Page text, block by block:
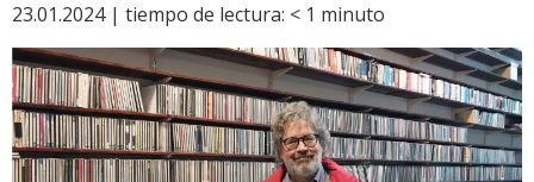
23.01.2024 | tiempo de lectura: < 1 minuto